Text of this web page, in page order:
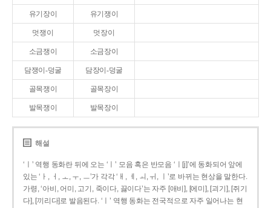
유기장이 유기쟁이
멋쟁이 멋장이
소금쟁이 소금장이
담쟁이-덩굴 담장이-덩굴
골목쟁이 골목장이
발목쟁이 발목장이
해설
‘ㅣ’ 역행 동화란 뒤에 오는 ‘ㅣ’ 모음 혹은 반모음 ‘ㅣ[j]’에 동화되어 앞에
있는 ‘ㅏ, ㅓ, ㅗ, ㅜ, ㅡ’가 각각 ‘ㅐ, ㅔ, ㅚ, ㅟ, ㅣ’로 바뀌는 현상을 말한다.
가령, ‘아비, 어미, 고기, 죽이다, 끓이다’는 자주 [애비], [에미], [괴기], [쥐기
다], [끼리다]로 발음된다. ‘ㅣ’ 역행 동화는 전국적으로 자주 일어나는 현